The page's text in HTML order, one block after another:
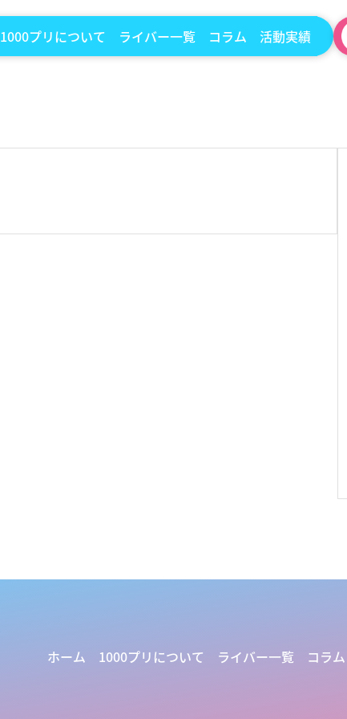
1000プリについて ライバー一覧 コラム 活動実績
ホーム 1000プリについて ライバー一覧 コラム